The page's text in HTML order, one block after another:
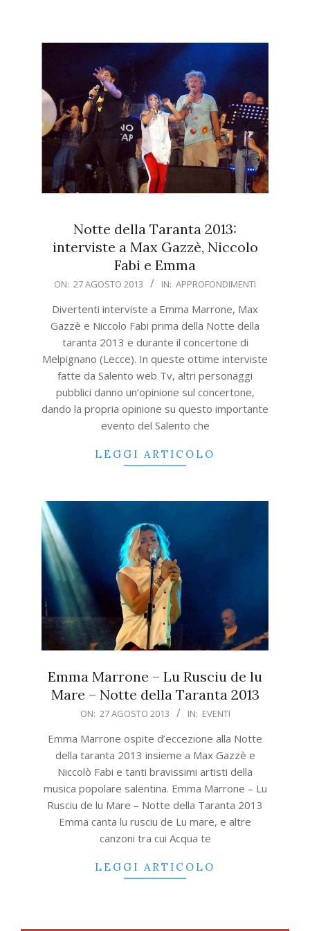
Notte della Taranta 2013:
interviste a Max Gazzè, Niccolo
Fabi e Emma
2013-
27
ON: 27 AGOSTO 2013 IN: APPROFONDIMENTI
Divertenti interviste a Emma Marrone, Max
Gazzè e Niccolo Fabi prima della Notte della
taranta 2013 e durante il concertone di
Melpignano (Lecce). In queste ottime interviste
fatte da Salento web Tv, altri personaggi
pubblici danno un’opinione sul concertone,
dando la propria opinione su questo importante
evento del Salento che
LEGGI ARTICOLO
Emma Marrone – Lu Rusciu de lu
Mare – Notte della Taranta 2013
27
ON: 27 AGOSTO 2013 IN: EVENTI
Emma Marrone ospite d’eccezione alla Notte
della taranta 2013 insieme a Max Gazzè e
Niccolò Fabi e tanti bravissimi artisti della
musica popolare salentina. Emma Marrone – Lu
Rusciu de lu Mare – Notte della Taranta 2013
Emma canta lu rusciu de Lu mare, e altre
canzoni tra cui Acqua te
LEGGI ARTICOLO